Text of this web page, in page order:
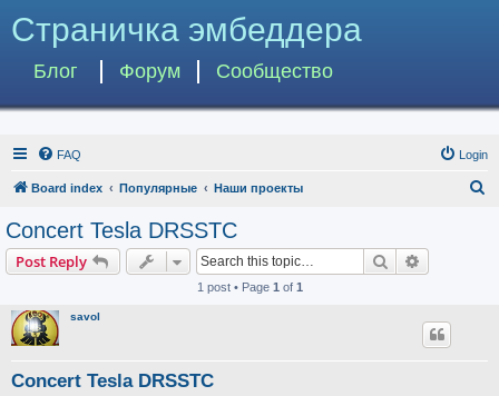
Страничка эмбеддера
Блог Форум Сообщество
FAQ Login
Board index Популярные Наши проекты
Concert Tesla DRSSTC
Post Reply Search
1 post • Page 1 of 1
savol
Concert Tesla DRSSTC